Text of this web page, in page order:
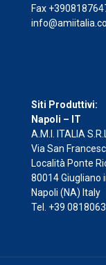
Fax
Siti Produttivi:
Napoli – IT
A.M.I. ITALIA
Via San
Località Ponte
80014 Giugliano
Napoli (NA) Italy
Tel. +39